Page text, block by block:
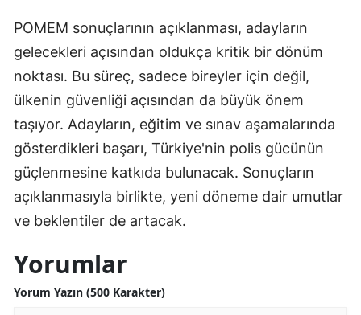
POMEM sonuçlarının açıklanması, adayların
gelecekleri açısından oldukça kritik bir dönüm
noktası. Bu süreç, sadece bireyler için değil,
ülkenin güvenliği açısından da büyük önem
taşıyor. Adayların, eğitim ve sınav aşamalarında
gösterdikleri başarı, Türkiye'nin polis gücünün
güçlenmesine katkıda bulunacak. Sonuçların
açıklanmasıyla birlikte, yeni döneme dair umutlar
ve beklentiler de artacak.
Yorumlar
Yorum Yazın (500 Karakter)